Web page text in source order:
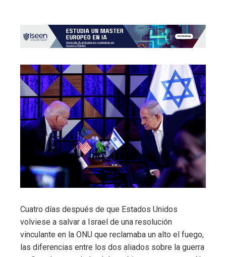
Cuatro días después de que Estados Unidos
volviese a salvar a Israel de una resolución
vinculante en la ONU que reclamaba un alto el fuego,
las diferencias entre los dos aliados sobre la guerra